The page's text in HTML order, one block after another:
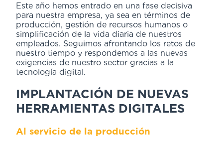
Este año hemos entrado en una fase decisiva
para nuestra empresa, ya sea en términos de
producción, gestión de recursos humanos o
simplificación de la vida diaria de nuestros
empleados. Seguimos afrontando los retos de
nuestro tiempo y respondemos a las nuevas
exigencias de nuestro sector gracias a la
tecnología digital.
IMPLANTACIÓN DE NUEVAS
HERRAMIENTAS DIGITALES
Al servicio de la producción